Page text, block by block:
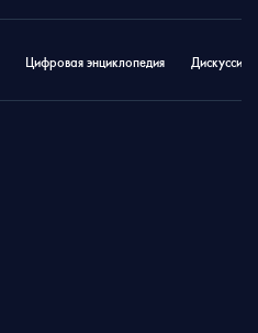
Цифровая энциклопедия